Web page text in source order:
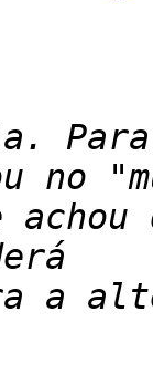
Para
a